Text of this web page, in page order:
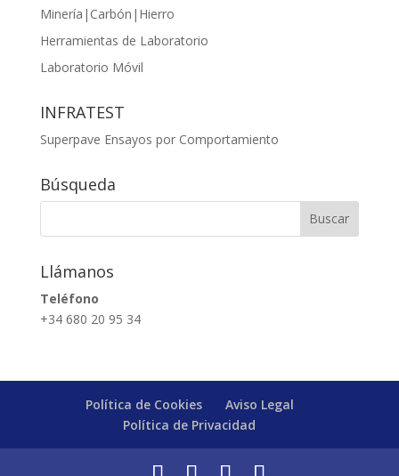
Minería|Carbón|Hierro
Herramientas de Laboratorio
Laboratorio Móvil
INFRATEST
Superpave Ensayos por Comportamiento
Búsqueda
Llámanos
Teléfono
+34 680 20 95 34
Política de Cookies
Aviso Legal
Política de Privacidad